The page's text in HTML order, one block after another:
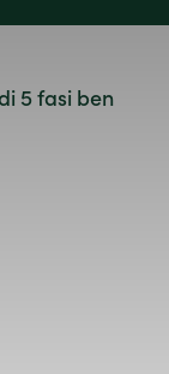
5 fasi ben